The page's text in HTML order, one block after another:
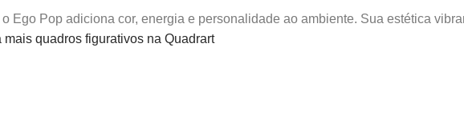
Ego Pop adiciona cor, energia e personalidade ao ambiente. Sua estética
mais quadros figurativos na Quadrart